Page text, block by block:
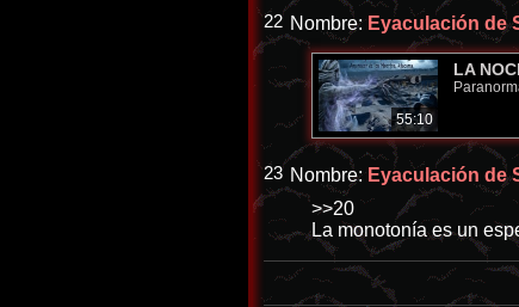
22 Nombre: Eyaculación de
55:10
LA
23 Nombre: Eyaculación de
>>20
La monotonía es un